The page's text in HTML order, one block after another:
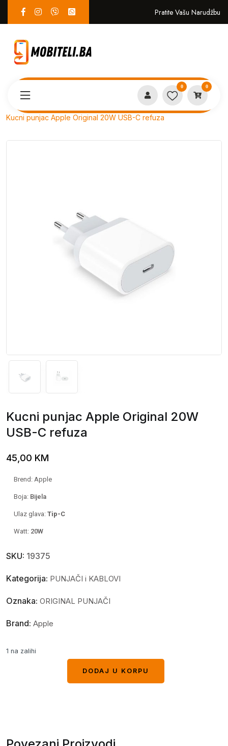
Pratite Vašu Narudžbu
0 0
Kucni punjac Apple Original 20W USB-C refuza
Kucni punjac Apple Original 20W
USB-C refuza
45,00 KM
Brend: Apple
Boja: Bijela
Ulaz glava: Tip-C
Watt: 20W
SKU: 19375
Kategorija: PUNJAČI i KABLOVI
Oznaka: ORIGINAL PUNJAČI
Brand: Apple
1 na zalihi
DODAJ U KORPU